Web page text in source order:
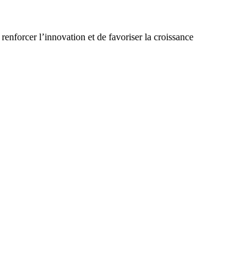
renforcer l’innovation et de favoriserla croissance